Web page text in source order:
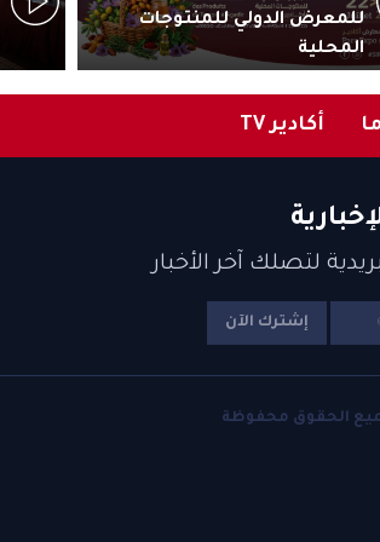
للمعرض الدولي للمنتوجات
المحلية
أكادير TV
لتصلك آخر الأخبار
إشترك الآن